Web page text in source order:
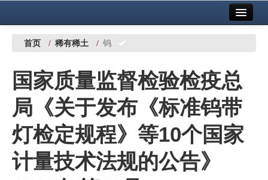
中国有色金属报社主办 广告服务
铜镍铅锌
铝
稀有稀土
有色市场
首页 / 稀有稀土 / 钨
国家质量监督检验检疫总
局《关于发布《标准钨带
灯检定规程》等10个国家
计量技术法规的公告》